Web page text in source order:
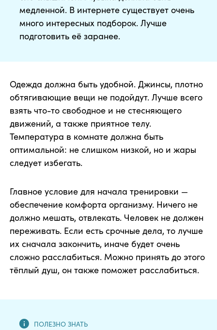
медленной. В интернете существует очень
много интересных подборок. Лучше
подготовить её заранее.
Одежда должна быть удобной. Джинсы, плотно
обтягивающие вещи не подойдут. Лучше всего
взять что-то свободное и не стесняющего
движений, а также приятное телу.
Температура в комнате должна быть
оптимальной: не слишком низкой, но и жары
следует избегать.
Главное условие для начала тренировки —
обеспечение комфорта организму. Ничего не
должно мешать, отвлекать. Человек не должен
переживать. Если есть срочные дела, то лучше
их сначала закончить, иначе будет очень
сложно расслабиться. Можно принять до этого
тёплый душ, он также поможет расслабиться.